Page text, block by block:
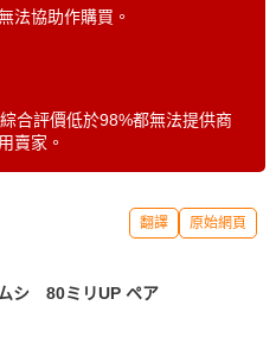
法協助作購買。
合評價低於98%都無法提供商
賣家。
翻譯 原始網頁
ムシ 80ミリUP ペア